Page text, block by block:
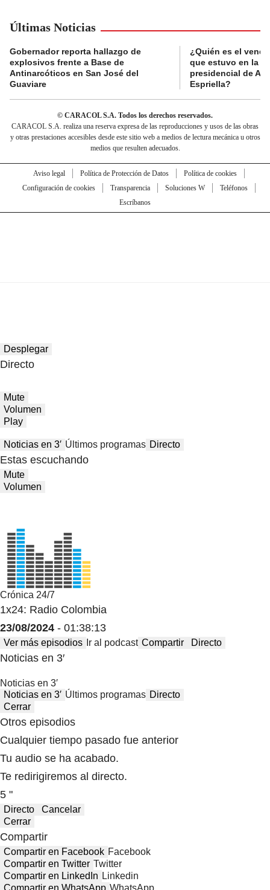
Últimas Noticias
Gobernador reporta hallazgo de
explosivos frente a Base de
Antinarcóticos en San José del
Guaviare
¿Quién es el
que estuvo en la
presidencial de
Espriella?
© CARACOL S.A. Todos los derechos reservados.
CARACOL S.A. realiza una reserva expresa de las reproducciones y usos de las obras
y otras prestaciones accesibles desde este sitio web a medios de lectura mecánica u otros
medios que resulten adecuados.
Aviso legal Política de Protección de Datos
Política de cookies
Configuración de cookies
Transparencia Soluciones W
Teléfonos
Escríbanos
Desplegar
Directo
Mute
Volumen
Play
Noticias en 3′ Últimos programas Directo
Estas escuchando
Mute
Volumen
Crónica 24/7
1x24: Radio Colombia
23/08/2024 - 01:38:13
Ver más episodios Ir al podcast Compartir Directo
Noticias en 3′
Noticias en 3′
Noticias en 3′ Últimos programas Directo
Cerrar
Otros episodios
Cualquier tiempo pasado fue anterior
Tu audio se ha acabado.
Te redirigiremos al directo.
5 "
Directo
Cancelar
Cerrar
Compartir
Compartir en Facebook Facebook
Compartir en Twitter Twitter
Compartir en LinkedIn Linkedin